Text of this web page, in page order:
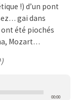
!) d’un pont
gai dans
été piochés
Mozart…
00:00